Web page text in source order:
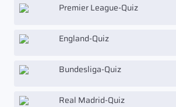
Premier League-Quiz
England-Quiz
Bundesliga-Quiz
Real Madrid-Quiz